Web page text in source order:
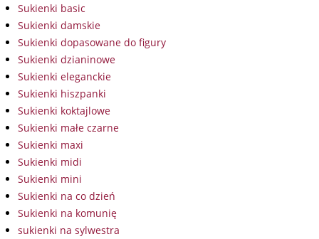
Sukienki basic
Sukienki damskie
Sukienki dopasowane do figury
Sukienki dzianinowe
Sukienki eleganckie
Sukienki hiszpanki
Sukienki koktajlowe
Sukienki małe czarne
Sukienki maxi
Sukienki midi
Sukienki mini
Sukienki na co dzień
Sukienki na komunię
sukienki na sylwestra